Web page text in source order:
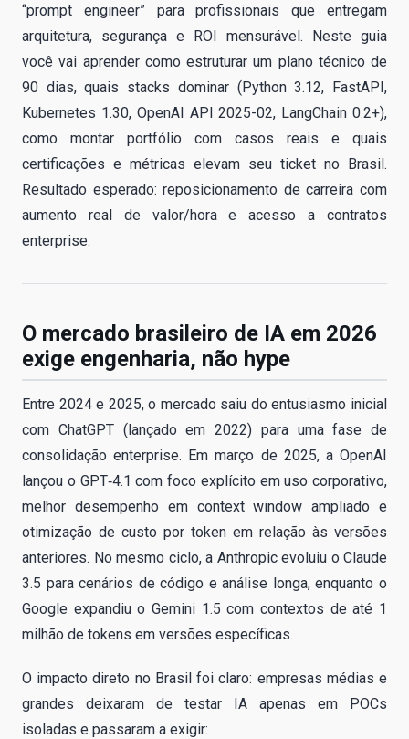
“prompt engineer” para profissionais que entregam
arquitetura, segurança e ROI mensurável. Neste guia
você vai aprender como estruturar um plano técnico de
90 dias, quais stacks dominar (Python 3.12, FastAPI,
Kubernetes 1.30, OpenAI API 2025-02, LangChain 0.2+),
como montar portfólio com casos reais e quais
certificações e métricas elevam seu ticket no Brasil.
Resultado esperado: reposicionamento de carreira com
aumento real de valor/hora e acesso a contratos
enterprise.
O mercado brasileiro de IA em 2026
exige engenharia, não hype
Entre 2024 e 2025, o mercado saiu do entusiasmo inicial
com ChatGPT (lançado em 2022) para uma fase de
consolidação enterprise. Em março de 2025, a OpenAI
lançou o GPT‑4.1 com foco explícito em uso corporativo,
melhor desempenho em context window ampliado e
otimização de custo por token em relação às versões
anteriores. No mesmo ciclo, a Anthropic evoluiu o Claude
3.5 para cenários de código e análise longa, enquanto o
Google expandiu o Gemini 1.5 com contextos de até 1
milhão de tokens em versões específicas.
O impacto direto no Brasil foi claro: empresas médias e
grandes deixaram de testar IA apenas em POCs
isoladas e passaram a exigir: